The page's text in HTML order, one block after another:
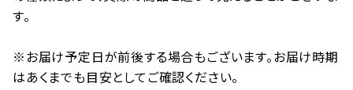
す。
※お届け予定日が前後する場合もございます。お届け時期
はあくまでも目安としてご確認ください。